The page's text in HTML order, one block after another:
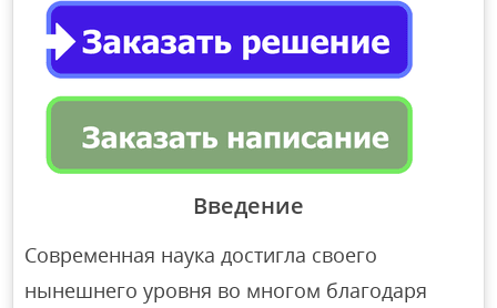
Введение
Современная наука достигла своего
нынешнего уровня во многом благодаря